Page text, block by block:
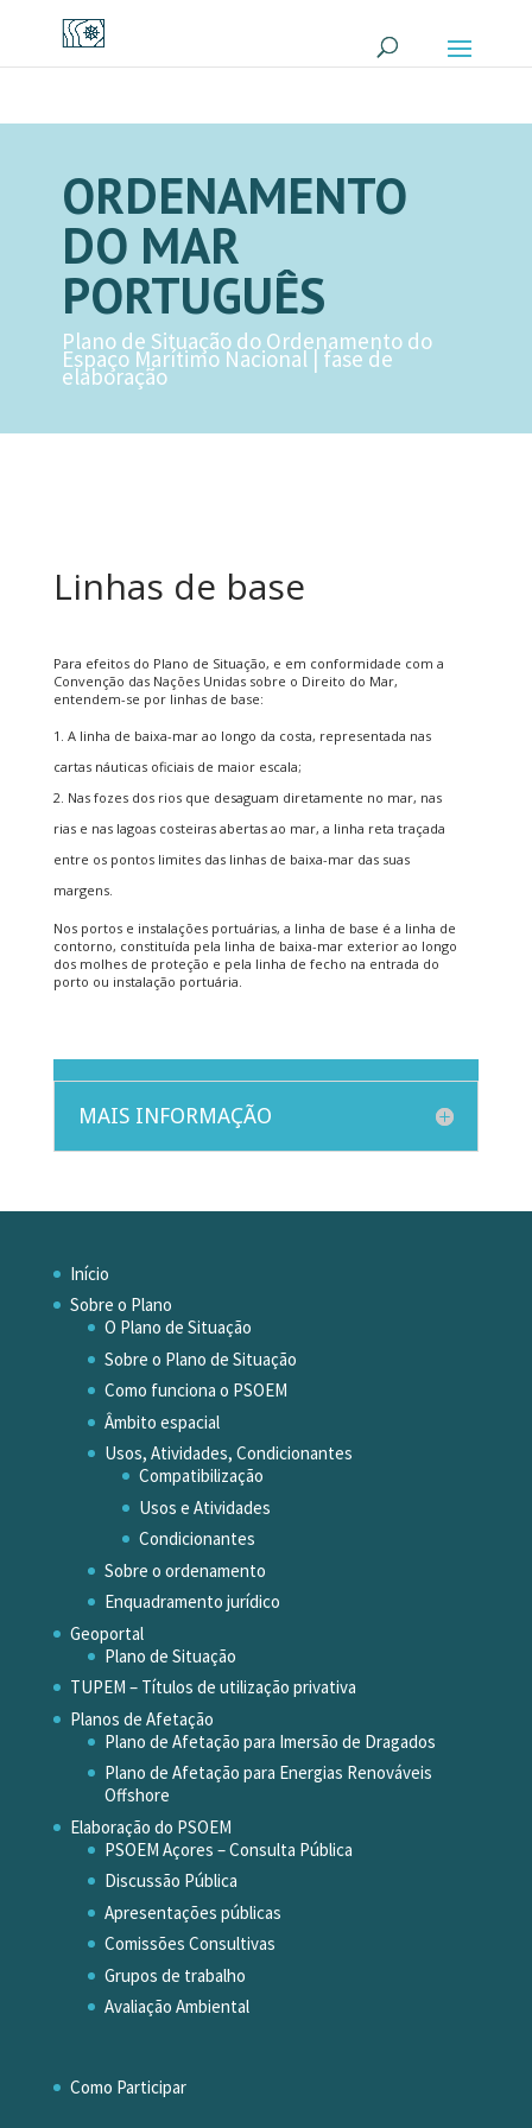
ORDENAMENTO
DO MAR
PORTUGUÊS
Plano de Situação do Ordenamento do
Espaço Marítimo Nacional | fase de
elaboração
Linhas de base
Para efeitos do Plano de Situação, e em conformidade com a
Convenção das Nações Unidas sobre o Direito do Mar,
entendem-se por linhas de base:
A linha de baixa-mar ao longo da costa, representada nas
cartas náuticas oficiais de maior escala;
Nas fozes dos rios que desaguam diretamente no mar, nas
rias e nas lagoas costeiras abertas ao mar, a linha reta traçada
entre os pontos limites das linhas de baixa-mar das suas
margens.
Nos portos e instalações portuárias, a linha de base é a linha de
contorno, constituída pela linha de baixa-mar exterior ao longo
dos molhes de proteção e pela linha de fecho na entrada do
porto ou instalação portuária.
MAIS INFORMAÇÃO
Início
Sobre o Plano
O Plano de Situação
Sobre o Plano de Situação
Como funciona o PSOEM
Âmbito espacial
Usos, Atividades, Condicionantes
Compatibilização
Usos e Atividades
Condicionantes
Sobre o ordenamento
Enquadramento jurídico
Geoportal
Plano de Situação
TUPEM – Títulos de utilização privativa
Planos de Afetação
Plano de Afetação para Imersão de Dragados
Plano de Afetação para Energias Renováveis
Offshore
Elaboração do PSOEM
PSOEM Açores – Consulta Pública
Discussão Pública
Apresentações públicas
Comissões Consultivas
Grupos de trabalho
Avaliação Ambiental
Como Participar